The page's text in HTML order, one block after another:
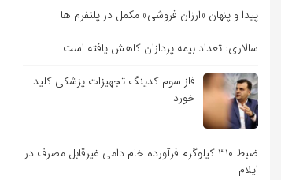
پیدا و پنهان «ارزان فروشی» مکمل در پلتفرم ها
سالاری: تعداد بیمه پردازان کاهش یافته است
فاز سوم کدینگ تجهیزات پزشکی کلید
خورد
ضبط ۳۱۰ کیلوگرم فرآورده خام دامی غیرقابل مصرف در
ایلام